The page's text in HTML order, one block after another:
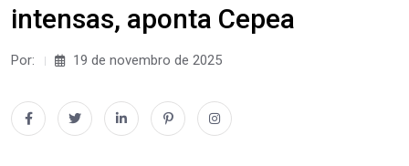
intensas, aponta Cepea
Por: 19 de novembro de 2025